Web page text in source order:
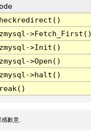
>Init()
>Open()
>halt()
歉意.